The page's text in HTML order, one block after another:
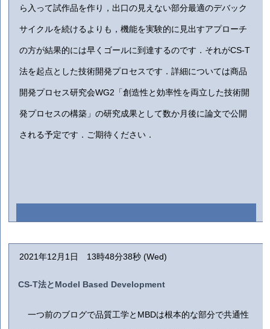
ら入って試作品を作り，出口の見えない部分最適のデバック
サイクルを続けるよりも，機能を実験的に見出すアプローチ
の方が結果的には早くゴールに到達するのです．それがCS-T
法を起点とした技術開発プロセスです．詳細については商品
開発プロセス研究会WG2「創造性と効率性を両立した技術開
発プロセスの構築」の研究成果として数か月後に論文で公開
される予定です．ご期待ください．
2021年12月1日 13時48分38秒 (Wed)
CS-T法とModel Based Development
一つ前のブログで品質工学とMBDは根本的な部分で共通性